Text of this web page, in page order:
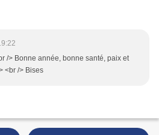
/> Bonne année, bonne santé, paix et
<br /> Bises